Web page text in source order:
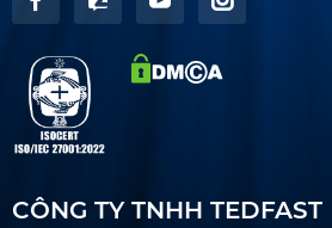
CÔNG TY TNHH TEDFAST